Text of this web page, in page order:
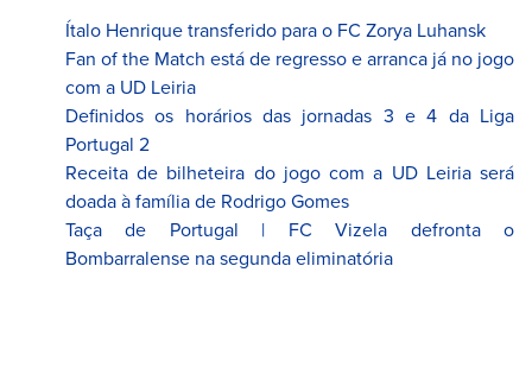
Ítalo Henrique transferido para o FC Zorya Luhansk
Fan of the Match está de regresso e arranca já no jogo
com a UD Leiria
Definidos os horários das jornadas 3 e 4 da Liga
Portugal 2
Receita de bilheteira do jogo com a UD Leiria será
doada à família de Rodrigo Gomes
Taça de Portugal | FC Vizela defronta o
Bombarralense na segunda eliminatória